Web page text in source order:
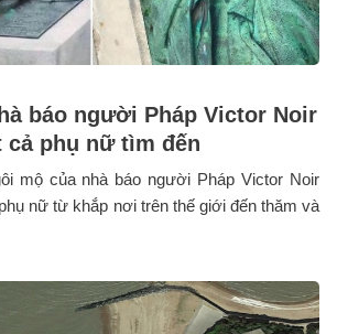
báo người Pháp Victor Noir
cả phụ nữ tìm đến
mộ của nhà báo người Pháp Victor Noir
nữ từ khắp nơi trên thế giới đến thăm và